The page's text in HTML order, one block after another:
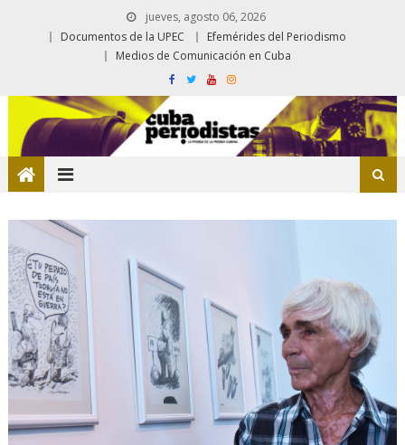
jueves, agosto 06, 2026
Documentos de la UPEC
Efemérides del Periodismo
Medios de Comunicación en Cuba